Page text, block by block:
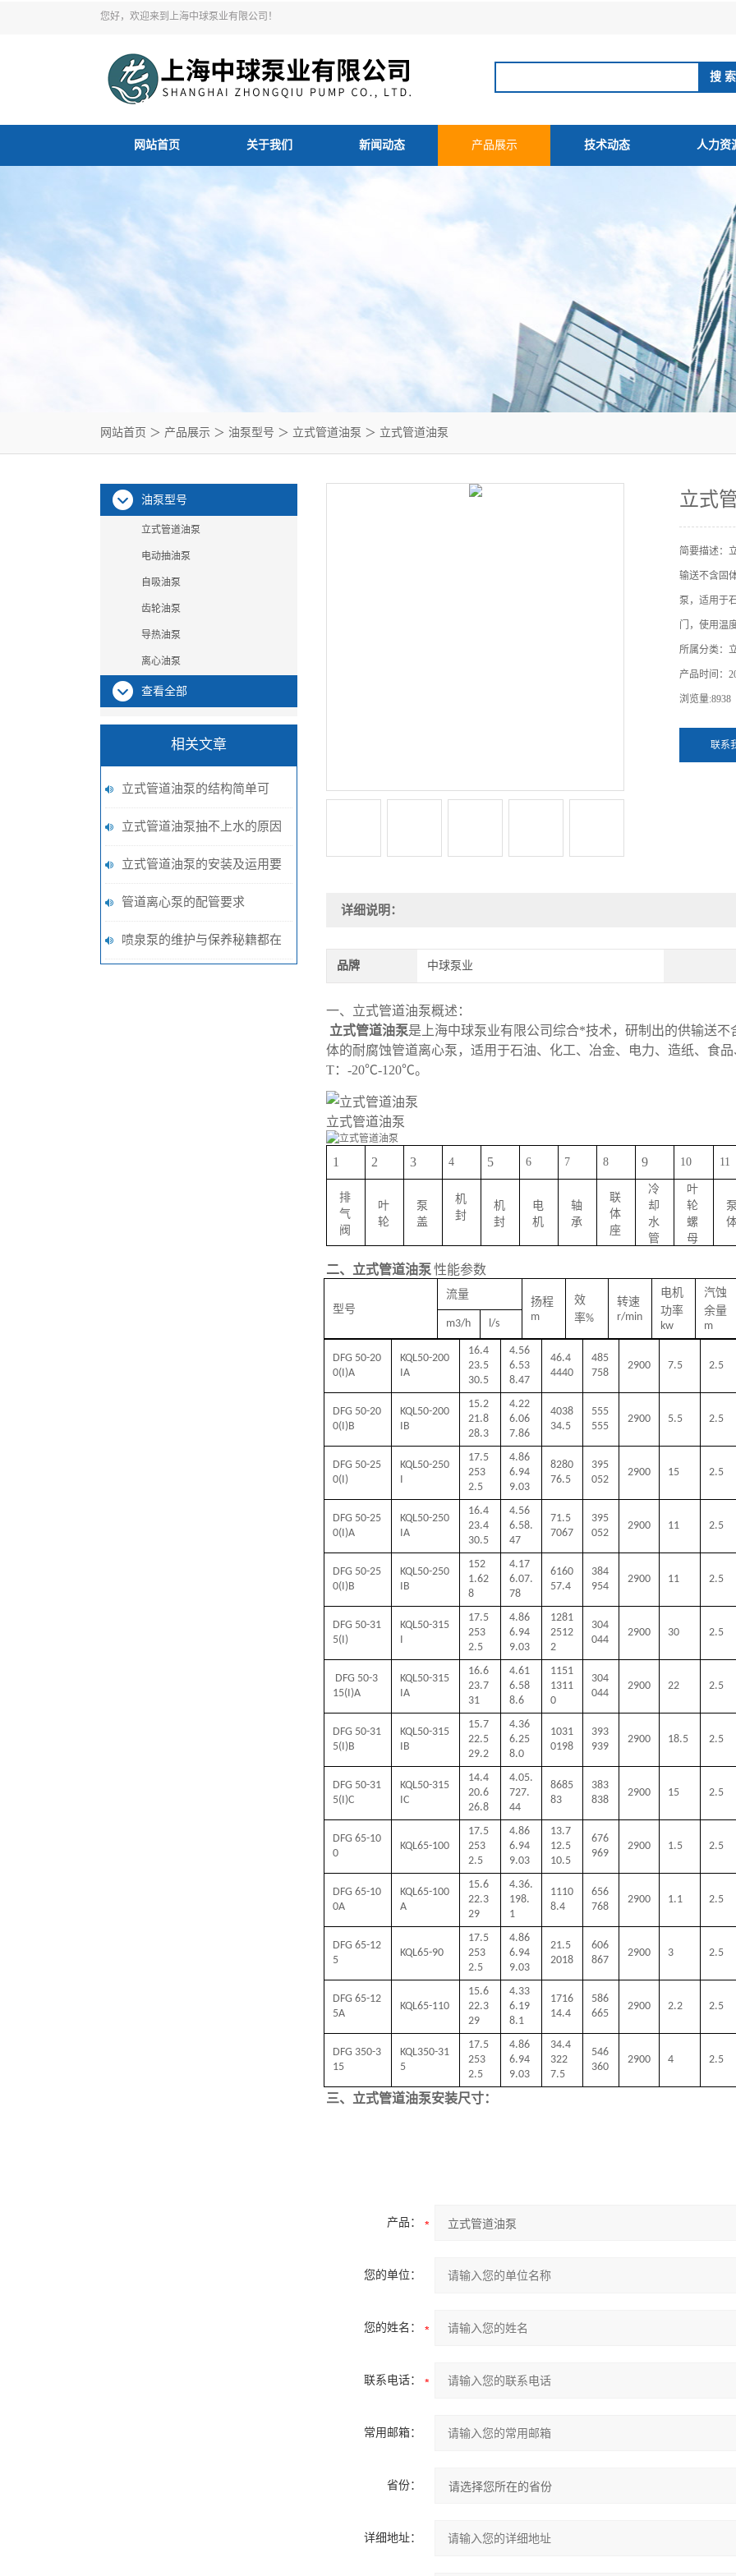
您好，欢迎来到上海中球泵业有限公司！
网站首页 关于我们 新闻动态 产品展示 技术动态 人力资
网站首页 ＞ 产品展示 ＞ 油泵型号 ＞ 立式管道油泵 ＞ 立式管道油泵
油泵型号
立式管道油泵
电动抽油泵
自吸油泵
齿轮油泵
导热油泵
离心油泵
查看全部
相关文章
立式管道油泵的结构简单可
靠，在操作上也是非常简单的
立式管道油泵抽不上水的原因
及对应的解决方法
立式管道油泵的安装及运用要
求
管道离心泵的配管要求
喷泉泵的维护与保养秘籍都在
立式
简要描述：
输送不含固
泵，适用于
门，使用温
所属分类：
产品时间：
浏览量:8938
联系
详细说明：
品牌 中球泵业
一、立式管道油泵概述：
立式管道油泵是上海中球泵业有限公司综合*技术，研制出的供输送
体的耐腐蚀管道离心泵，适用于石油、化工、冶金、电力、造纸、食
T：-20℃-120℃。
立式管道油泵
1 2 3 4 5 6 7 8 9 10 11
排
气
阀
叶
轮
泵
盖
机
封
机
封
电
机
轴
承
联
体
座
冷
却
水
管
叶
轮
螺
母
泵
二、立式管道油泵 性能参数
型号
流量
扬程
m
效
率%
转速
r/min
电机
功率
kw
汽蚀
余量
m
m3/h l/s
DFG 50-20
0(I)A
KQL50-200
IA
16.4
23.5
30.5
4.56
6.53
8.47
46.4
4440
485
758
2900 7.5 2.5
DFG 50-20
0(I)B
KQL50-200
IB
15.2
21.8
28.3
4.22
6.06
7.86
4038
34.5
555
555
2900 5.5 2.5
DFG 50-25
0(I)
KQL50-250
I
17.5
253
2.5
4.86
6.94
9.03
8280
76.5
395
052
2900 15 2.5
DFG 50-25
0(I)A
KQL50-250
IA
16.4
23.4
30.5
4.56
6.58.
47
71.5
7067
395
052
2900 11 2.5
DFG 50-25
0(I)B
KQL50-250
IB
152
1.62
8
4.17
6.07.
78
6160
57.4
384
954
2900 11 2.5
DFG 50-31
5(I)
KQL50-315
I
17.5
253
2.5
4.86
6.94
9.03
1281
2512
2
304
044
2900 30 2.5
DFG 50-3
15(I)A
KQL50-315
IA
16.6
23.7
31
4.61
6.58
8.6
1151
1311
0
304
044
2900 22 2.5
DFG 50-31
5(I)B
KQL50-315
IB
15.7
22.5
29.2
4.36
6.25
8.0
1031
0198
393
939
2900 18.5 2.5
DFG 50-31
5(I)C
KQL50-315
IC
14.4
20.6
26.8
4.05.
727.
44
8685
83
383
838
2900 15 2.5
DFG 65-10
0
KQL65-100
17.5
253
2.5
4.86
6.94
9.03
13.7
12.5
10.5
676
969
2900 1.5 2.5
DFG 65-10
0A
KQL65-100
A
15.6
22.3
29
4.36.
198.
1
1110
8.4
656
768
2900 1.1 2.5
DFG 65-12
5
KQL65-90
17.5
253
2.5
4.86
6.94
9.03
21.5
2018
606
867
2900 3 2.5
DFG 65-12
5A
KQL65-110
15.6
22.3
29
4.33
6.19
8.1
1716
14.4
586
665
2900 2.2 2.5
DFG 350-3
15
KQL350-31
5
17.5
253
2.5
4.86
6.94
9.03
34.4
322
7.5
546
360
2900 4 2.5
三、立式管道油泵安装尺寸：
产品：
您的单位：
您的姓名：
联系电话：
常用邮箱：
省份：
详细地址：